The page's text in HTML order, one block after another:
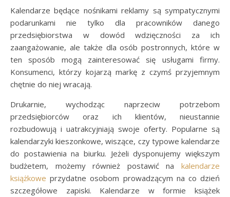
Kalendarze będące nośnikami reklamy są sympatycznymi
podarunkami nie tylko dla pracowników danego
przedsiębiorstwa w dowód wdzięczności za ich
zaangażowanie, ale także dla osób postronnych, które w
ten sposób mogą zainteresować się usługami firmy.
Konsumenci, którzy kojarzą markę z czymś przyjemnym
chętnie do niej wracają.
Drukarnie, wychodząc naprzeciw potrzebom
przedsiębiorców oraz ich klientów, nieustannie
rozbudowują i uatrakcyjniają swoje oferty. Popularne są
kalendarzyki kieszonkowe, wiszące, czy typowe kalendarze
do postawienia na biurku. Jeżeli dysponujemy większym
budżetem, możemy również postawić na kalendarze
książkowe przydatne osobom prowadzącym na co dzień
szczegółowe zapiski. Kalendarze w formie książek